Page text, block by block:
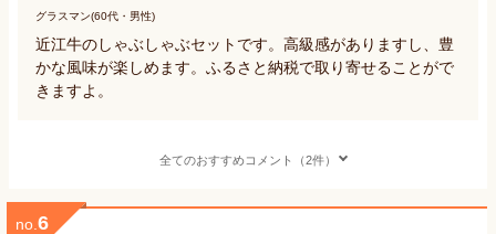
グラスマン(60代・男性)
近江牛のしゃぶしゃぶセットです。高級感がありますし、豊
かな風味が楽しめます。ふるさと納税で取り寄せることがで
きますよ。
全てのおすすめコメント（2件）
no. 6